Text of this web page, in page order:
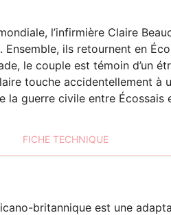
l’infirmière Claire
Ensemble, ils retournent en
le couple est témoin d’un
touche accidentellement à
la guerre civile entre Écossais
FICHE TECHNIQUE
britannique est une